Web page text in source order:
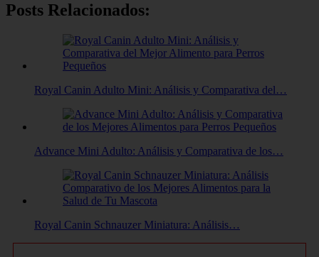
Posts Relacionados:
Royal Canin Adulto Mini: Análisis y Comparativa del…
Advance Mini Adulto: Análisis y Comparativa de los…
Royal Canin Schnauzer Miniatura: Análisis…